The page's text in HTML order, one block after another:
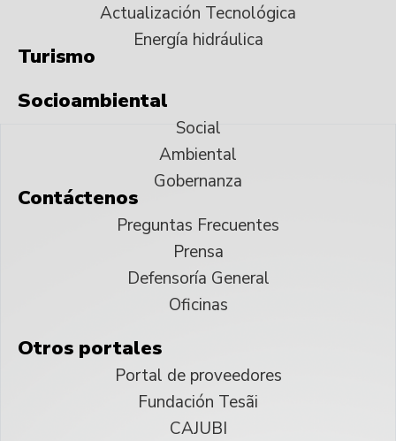
Actualización Tecnológica
Energía hidráulica
Turismo
Socioambiental
Social
Ambiental
Gobernanza
Contáctenos
Preguntas Frecuentes
Prensa
Defensoría General
Oficinas
Otros portales
Portal de proveedores
Fundación Tesãi
CAJUBI